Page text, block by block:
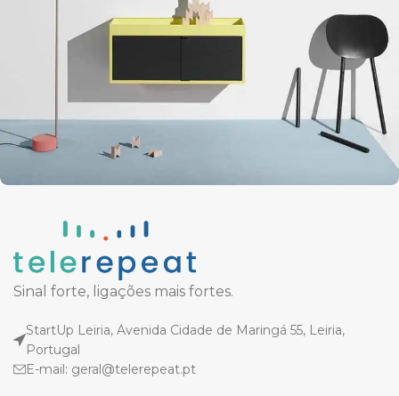
Kitchen
Suspendisse quam at vestibulum
Sinal forte, ligações mais fortes.
StartUp Leiria, Avenida Cidade de Maringá 55, Leiria,
Portugal
E-mail: geral@telerepeat.pt